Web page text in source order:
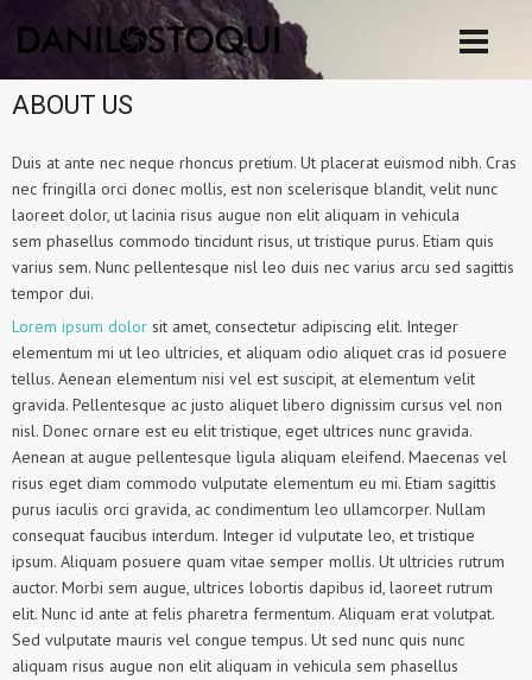
ABOUT US
Duis at ante nec neque rhoncus pretium. Ut placerat euismod nibh. Cras
nec fringilla orci donec mollis, est non scelerisque blandit, velit nunc
laoreet dolor, ut lacinia risus augue non elit aliquam in vehicula
sem phasellus commodo tincidunt risus, ut tristique purus. Etiam quis
varius sem. Nunc pellentesque nisl leo duis nec varius arcu sed sagittis
tempor dui.
Lorem ipsum dolor sit amet, consectetur adipiscing elit. Integer
elementum mi ut leo ultricies, et aliquam odio aliquet cras id posuere
tellus. Aenean elementum nisi vel est suscipit, at elementum velit
gravida. Pellentesque ac justo aliquet libero dignissim cursus vel non
nisl. Donec ornare est eu elit tristique, eget ultrices nunc gravida.
Aenean at augue pellentesque ligula aliquam eleifend. Maecenas vel
risus eget diam commodo vulputate elementum eu mi. Etiam sagittis
purus iaculis orci gravida, ac condimentum leo ullamcorper. Nullam
consequat faucibus interdum. Integer id vulputate leo, et tristique
ipsum. Aliquam posuere quam vitae semper mollis. Ut ultricies rutrum
auctor. Morbi sem augue, ultrices lobortis dapibus id, laoreet rutrum
elit. Nunc id ante at felis pharetra fermentum. Aliquam erat volutpat.
Sed vulputate mauris vel congue tempus. Ut sed nunc quis nunc
aliquam risus augue non elit aliquam in vehicula sem phasellus